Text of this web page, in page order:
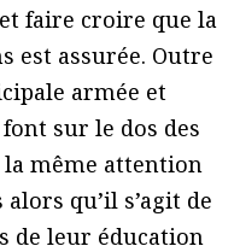
faire croire que la
est assurée. Outre
armée et
sur le dos des
même attention
qu’il s’agit de
de leur éducation